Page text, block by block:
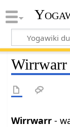
Wirrwarr
Wirrwarr -